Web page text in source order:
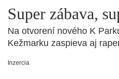
Super zábava,
Na otvorení nového K
Kežmarku zaspieva aj
Inzercia